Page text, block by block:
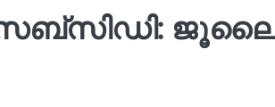
സബ്‌സിഡി: ജൂലൈ